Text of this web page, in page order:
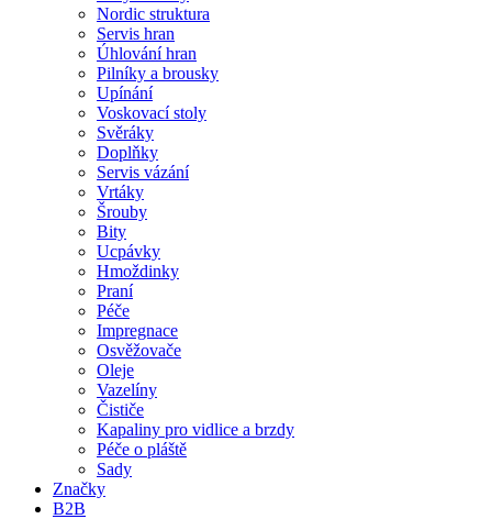
Nordic struktura
Servis hran
Úhlování hran
Pilníky a brousky
Upínání
Voskovací stoly
Svěráky
Doplňky
Servis vázání
Vrtáky
Šrouby
Bity
Ucpávky
Hmoždinky
Praní
Péče
Impregnace
Osvěžovače
Oleje
Vazelíny
Čističe
Kapaliny pro vidlice a brzdy
Péče o pláště
Sady
Značky
B2B